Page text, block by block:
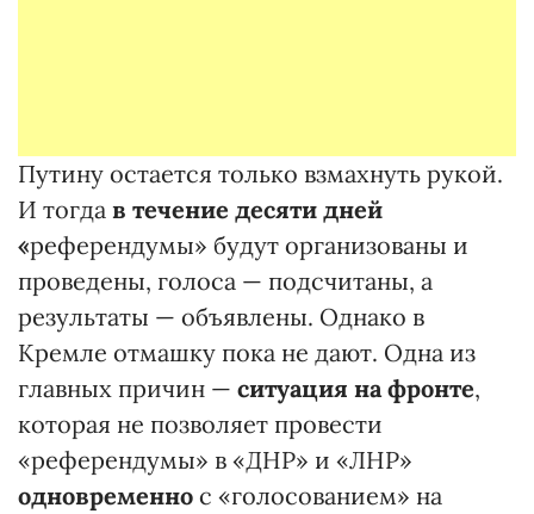
Путину остается только взмахнуть рукой.
И тогда в течение десяти дней
«референдумы» будут организованы и
проведены, голоса — подсчитаны, а
результаты — объявлены. Однако в
Кремле отмашку пока не дают. Одна из
главных причин — ситуация на фронте,
которая не позволяет провести
«референдумы» в «ДНР» и «ЛНР»
одновременно с «голосованием» на